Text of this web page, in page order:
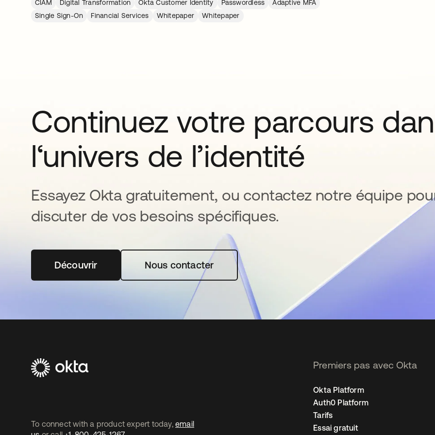
CIAM Digital Transformation Okta Customer Identity Passwordless
Adaptive MFA
Single Sign-On
Financial Services Whitepaper Whitepaper
Continuez votre parcours
l‘univers de l’identité
Essayez Okta gratuitement, ou contactez notre équipe
discuter de vos besoins spécifiques.
Découvrirs’ouvre dans un nouvel onglet
Nous contacter
To connect with a product expert today, email
Premiers pas avec Okta
Okta Platform
Auth0 Platform
Tarifs
Essai gratuit